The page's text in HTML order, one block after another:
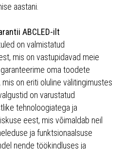
aastani.
ABCLED-ilt
on valmistatud
mis on vastupidavad meie
oma toodete
on eriti oluline välitingimustes
on varustatud
tehnoloogiatega ja
eest, mis võimaldab neil
ja funktsionaalsuse
nende töökindluses ja